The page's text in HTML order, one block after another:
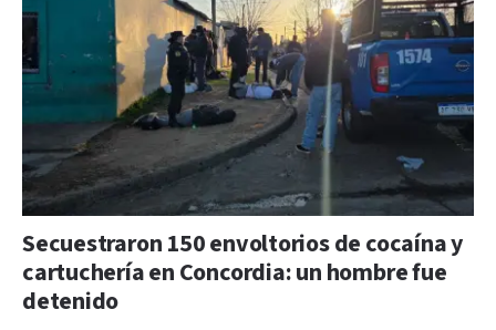
Secuestraron 150 envoltorios de cocaína y
cartuchería en Concordia: un hombre fue
detenido